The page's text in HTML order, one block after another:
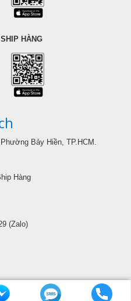
HÀNG
Bảy Hiền, TP.HCM.
Hàng
(Zalo)